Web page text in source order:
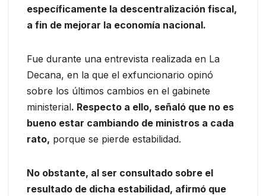
específicamente la descentralización fiscal,
a fin de mejorar la economía nacional.
Fue durante una entrevista realizada en La
Decana, en la que el exfuncionario opinó
sobre los últimos cambios en el gabinete
ministerial. Respecto a ello, señaló que no es
bueno estar cambiando de ministros a cada
rato, porque se pierde estabilidad.
No obstante, al ser consultado sobre el
resultado de dicha estabilidad, afirmó que